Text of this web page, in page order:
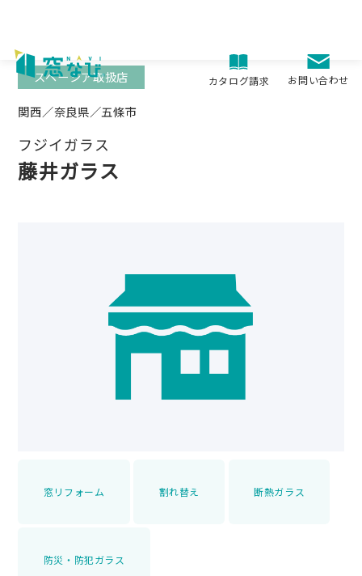
content
カタログ請求 お問い合わせ
関西／奈良県／五條市
フジイガラス
藤井ガラス
スペーシア取扱店
窓リフォーム 割れ替え 断熱ガラス
防災・防犯ガラス